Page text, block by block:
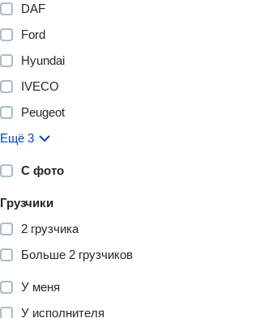
DAF
Ford
Hyundai
IVECO
Peugeot
Ещё 3
С фото
Грузчики
2 грузчика
Больше 2 грузчиков
У меня
У исполнителя